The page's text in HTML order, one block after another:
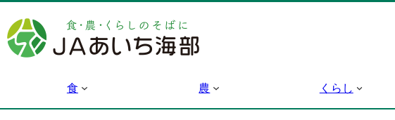
容
を
食 農 くらし